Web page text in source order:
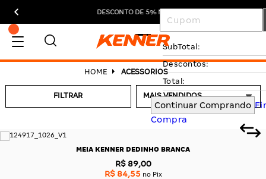
DESCONTO DE 5% NO PIX
SubTotal:
Descontos:
Total:
Continuar Comprando
Compra
ACESSORIOS
FILTRAR
MEIA KENNER DEDINHO BRANCA
R$ 89,00
R$ 84,55 no Pix